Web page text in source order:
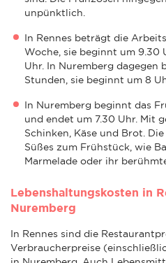
unpünktlich.
In Rennes beträgt die
Woche, sie beginnt um 9.30
Uhr. In Nuremberg
Stunden, sie beginnt um 8
In Nuremberg beginnt das
und endet um 7.30 Uhr. Mit
Schinken, Käse und Brot.
Süßes zum Frühstück, wie
Marmelade oder ihr
Lebenshaltungskosten in
Nuremberg
In Rennes sind die
Verbraucherpreise